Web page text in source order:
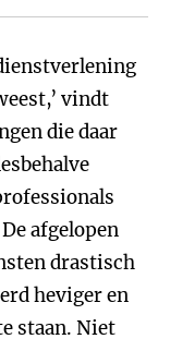
vindt
die daar
afgelopen
drastisch
heviger en
staan. Niet